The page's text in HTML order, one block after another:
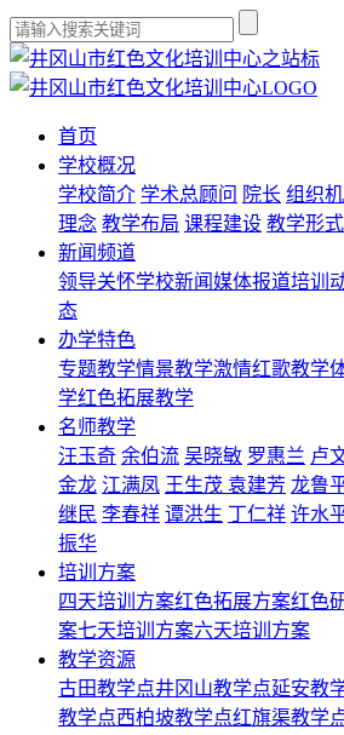
首页
学校概况
学校简介 学术总顾问 院长 组织
理念 教学布局 课程建设 教学形式
新闻频道
领导关怀学校新闻媒体报道培训
态
办学特色
专题教学情景教学激情红歌教学
学红色拓展教学
名师教学
汪玉奇 余伯流 吴晓敏 罗惠兰 卢
金龙 江满凤 王生茂 袁建芳 龙鲁
继民 李春祥 谭洪生 丁仁祥 许水
振华
培训方案
四天培训方案红色拓展方案红色
案七天培训方案六天培训方案
教学资源
古田教学点井冈山教学点延安教
教学点西柏坡教学点红旗渠教学